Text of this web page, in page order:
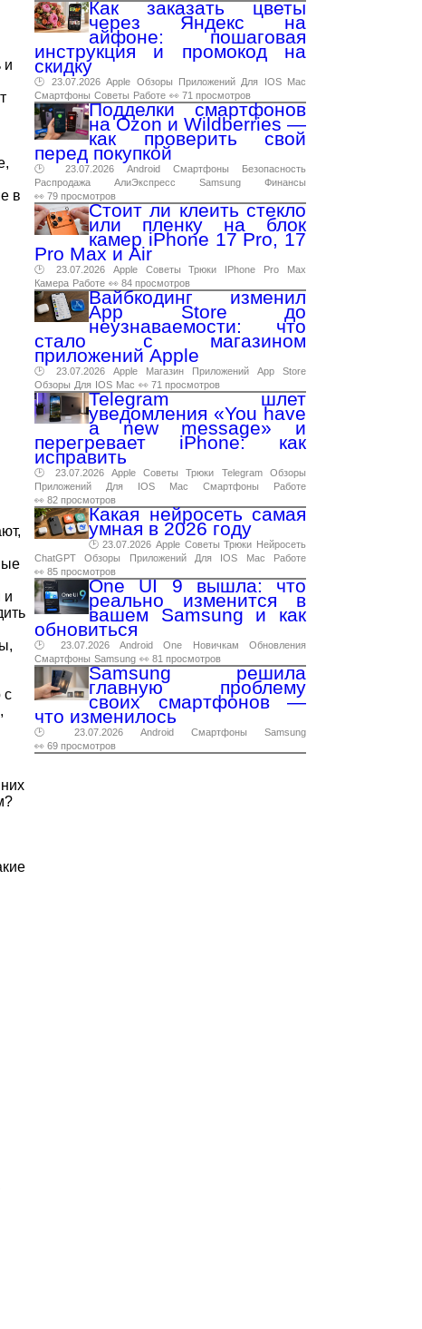
и
в
и
с
Как заказать цветы
через Яндекс на
айфоне: пошаговая
инструкция и промокод на
скидку
🕑 23.07.2026 Apple Обзоры Приложений Для IOS
Mac
Смартфоны Советы Работе 👀 71 просмотров
Подделки смартфонов
на Ozon и Wildberries —
как проверить свой
перед покупкой
🕑 23.07.2026 Android Смартфоны
Безопасность
Распродажа
АлиЭкспресс Samsung
Финансы
👀 79 просмотров
Стоит ли клеить стекло
или пленку на блок
камер iPhone 17 Pro, 17
Pro Max и Air
🕑 23.07.2026 Apple Советы Трюки IPhone Pro
Max
Камера Работе 👀 84 просмотров
Вайбкодинг изменил
App Store до
неузнаваемости: что
стало с магазином
приложений Apple
🕑 23.07.2026 Apple Магазин Приложений App
Store
Обзоры Для IOS Mac 👀 71 просмотров
Telegram шлет
уведомления «You have
a new message» и
перегревает iPhone: как
исправить
🕑 23.07.2026 Apple Советы Трюки Telegram
Обзоры
Приложений
Для IOS Mac Смартфоны
Работе
👀 82 просмотров
Какая нейросеть самая
умная в 2026 году
🕑 23.07.2026 Apple Советы Трюки Нейросеть
ChatGPT
Обзоры Приложений Для IOS Mac
Работе
👀 85 просмотров
One UI 9 вышла: что
реально изменится в
вашем Samsung и как
обновиться
🕑 23.07.2026 Android One Новичкам
Обновления
Смартфоны Samsung 👀 81 просмотров
Samsung решила
главную проблему
своих смартфонов —
что изменилось
🕑 23.07.2026 Android Смартфоны
Samsung
👀 69 просмотров